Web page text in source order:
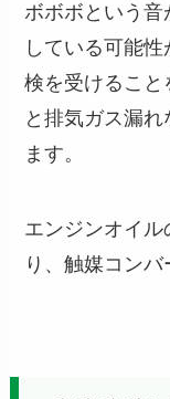
ボボボという
している可能
検を受けること
と排気ガス漏
ます。
エンジンオイル
り、触媒コンバ